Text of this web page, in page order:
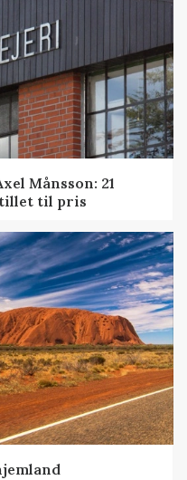
Månsson: 21
til pris